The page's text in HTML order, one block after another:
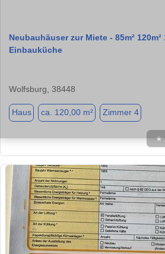
Neubauhäuser zur Miete - 85m² 120m²
Einbauküche
Wolfsburg, 38448
Haus ca. 120,00 m² Zimmer 4
★